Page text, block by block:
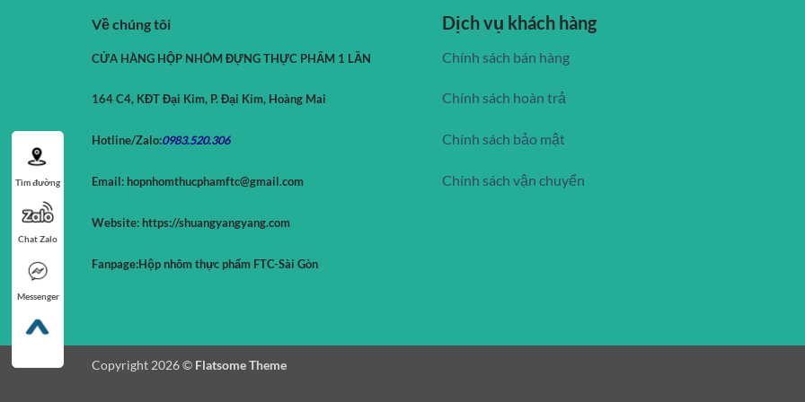
Về chúng tôi
CỬA HÀNG HỘP NHÔM ĐỰNG THỰC PHẨM 1 LẦN
164 C4, KĐT Đại Kim, P. Đại Kim, Hoàng Mai
Hotline/Zalo:0983.520.306
Email: hopnhomthucphamftc@gmail.com
Website: https://shuangyangyang.com
Fanpage:Hộp nhôm thực phẩm FTC-Sài Gòn
Dịch vụ khách hàng
Chính sách bán hàng
Chính sách hoàn trả
Chính sách bảo mật
Chính sách vận chuyển
Copyright 2026 © Flatsome Theme
Tìm đường
Chat Zalo
Messenger